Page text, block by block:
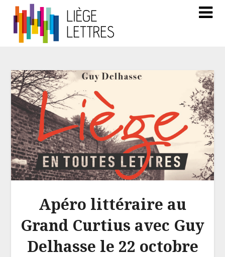
Apéro littéraire au
Grand Curtius avec Guy
Delhasse le 22 octobre